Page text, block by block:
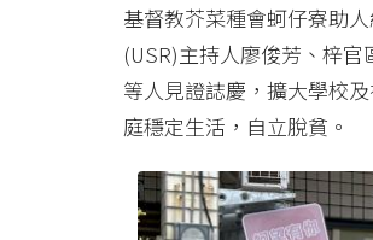
基督教芥菜種會蚵仔寮助
(USR)主持人廖俊芳、梓
等人見證誌慶，擴大學校
庭穩定生活，自立脫貧。